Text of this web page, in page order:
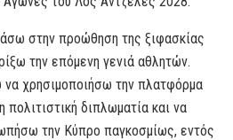
στην προώθηση της ξιφασκίας
την επόμενη γενιά αθλητών.
χρησιμοποιήσω την πλατφόρμα
διπλωματία και να
την Κύπρο παγκοσμίως, εντός